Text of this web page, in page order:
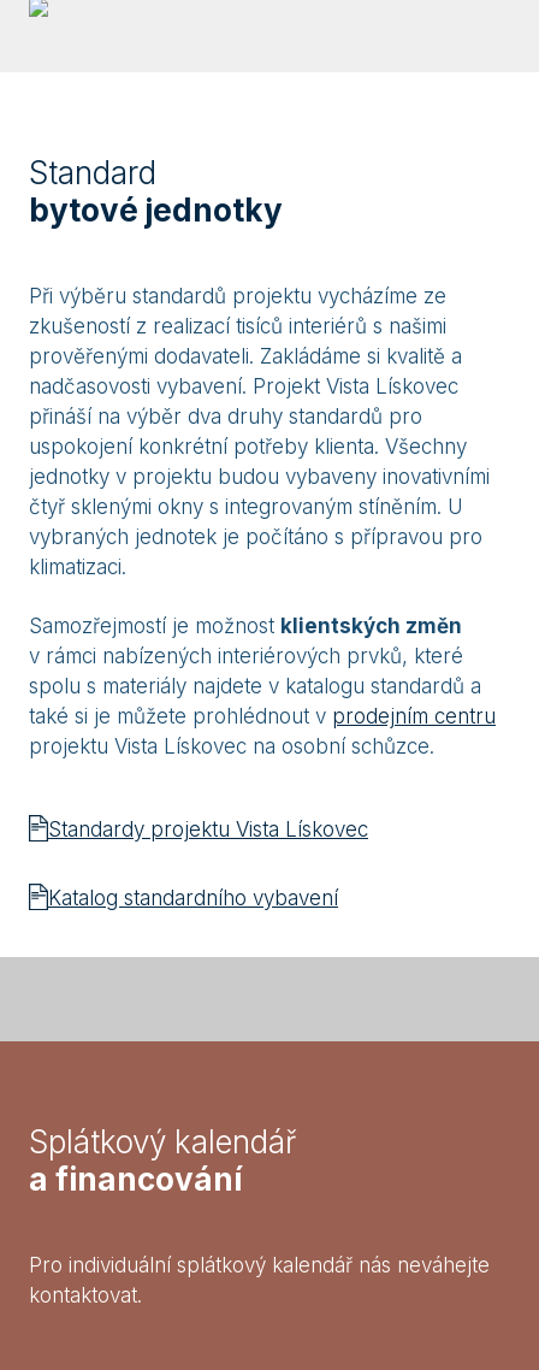
Standard
bytové jednotky
Při výběru standardů projektu vycházíme ze
zkušeností z realizací tisíců interiérů s našimi
prověřenými dodavateli. Zakládáme si kvalitě a
nadčasovosti vybavení. Projekt Vista Lískovec
přináší na výběr dva druhy standardů pro
uspokojení konkrétní potřeby klienta. Všechny
jednotky v projektu budou vybaveny inovativními
čtyř sklenými okny s integrovaným stíněním. U
vybraných jednotek je počítáno s přípravou pro
klimatizaci.
Samozřejmostí je možnost klientských změn
v rámci nabízených interiérových prvků, které
spolu s materiály najdete v katalogu standardů a
také si je můžete prohlédnout v prodejním centru
projektu Vista Lískovec na osobní schůzce.
Standardy projektu Vista Lískovec
Katalog standardního vybavení
Splátkový kalendář
a financování
Pro individuální splátkový kalendář nás neváhejte
kontaktovat.